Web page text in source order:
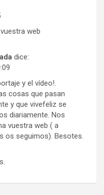
web
dice:
y el vídeo!.
cosas que pasan
y que vivefeliz se
diariamente. Nos
vuestra web ( a
os seguimos). Besotes.